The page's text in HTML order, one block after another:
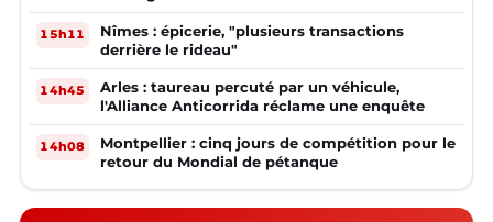
15h11
Nîmes : épicerie, "plusieurs transactions
derrière le rideau"
14h45
Arles : taureau percuté par un véhicule,
l'Alliance Anticorrida réclame une enquête
14h08
Montpellier : cinq jours de compétition pour le
retour du Mondial de pétanque